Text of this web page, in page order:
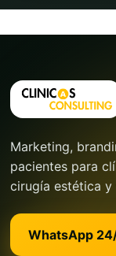
Marketing,
pacientes para
cirugía estética y
WhatsApp